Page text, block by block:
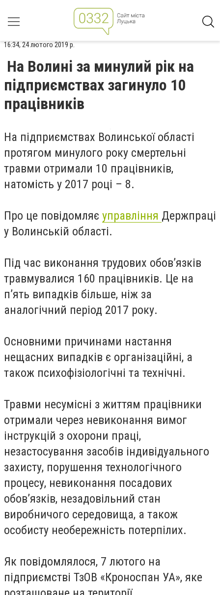
16:34, 24 лютого 2019 р.
На Волині за минулий рік на
підприємствах загинуло 10
працівників
На підприємствах Волинської області
протягом минулого року смертельні
травми отримали 10 працівників,
натомість у 2017 році – 8.
Про це повідомляє управління Держпраці
у Волинській області.
Під час виконання трудових обов’язків
травмувалися 160 працівників. Це на
п’ять випадків більше, ніж за
аналогічний період 2017 року.
Основними причинами настання
нещасних випадків є організаційні, а
також психофізіологічні та технічні.
Травми несумісні з життям працівники
отримали через невиконання вимог
інструкцій з охорони праці,
незастосування засобів індивідуального
захисту, порушення технологічного
процесу, невиконання посадових
обов’язків, незадовільний стан
виробничого середовища, а також
особисту необережність потерпілих.
Як повідомлялося, 7 лютого на
підприємстві ТзОВ «Кроноспан УА», яке